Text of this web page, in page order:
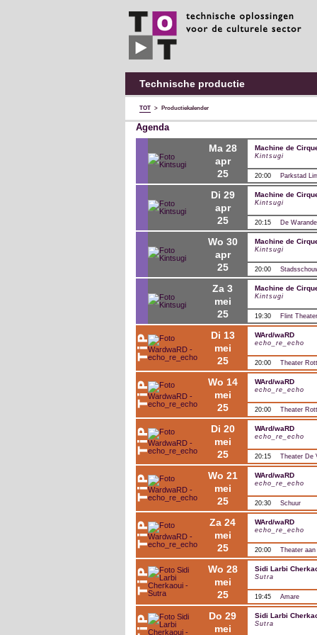
voor
culturele
sector
Technische productie
TOT > Productiekalender
Agenda
ma 28
apr
25
Machine de
Kintsugi
20:00 Parkstad
di 29
apr
25
Machine de
Kintsugi
20:15 De Warande
wo 30
apr
25
Machine de
Kintsugi
20:00
za 3
mei
25
Machine de
Kintsugi
19:30 Flint Theater
di 13
mei
25
WArd/waRD
echo_re_echo
20:00 Theater
wo 14
mei
25
WArd/waRD
echo_re_echo
20:00 Theater
di 20
mei
25
WArd/waRD
echo_re_echo
20:15 Theater De
wo 21
mei
25
WArd/waRD
echo_re_echo
20:30 Schuur
za 24
mei
25
WArd/waRD
echo_re_echo
20:00 Theater aan
wo 28
mei
25
Sidi Larbi
Sutra
19:45 Amare
do 29
mei
Sidi Larbi
Sutra